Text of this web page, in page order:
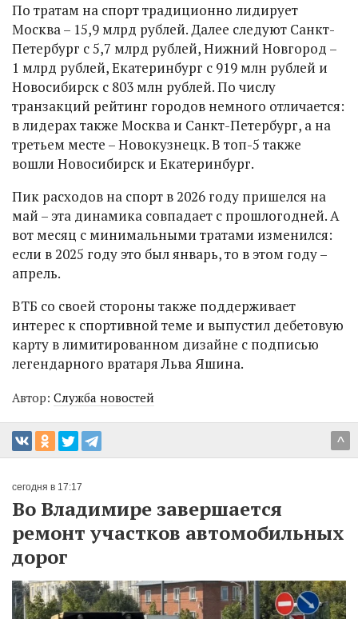
По тратам на спорт традиционно лидирует
Москва – 15,9 млрд рублей. Далее следуют Санкт-
Петербург с 5,7 млрд рублей, Нижний Новгород –
1 млрд рублей, Екатеринбург с 919 млн рублей и
Новосибирск с 803 млн рублей. По числу
транзакций рейтинг городов немного отличается:
в лидерах также Москва и Санкт-Петербург, а на
третьем месте – Новокузнецк. В топ-5 также
вошли Новосибирск и Екатеринбург.
Пик расходов на спорт в 2026 году пришелся на
май – эта динамика совпадает с прошлогодней. А
вот месяц с минимальными тратами изменился:
если в 2025 году это был январь, то в этом году –
апрель.
ВТБ со своей стороны также поддерживает
интерес к спортивной теме и выпустил дебетовую
карту в лимитированном дизайне с подписью
легендарного вратаря Льва Яшина.
Автор: Служба новостей
^
сегодня в 17:17
Во Владимире завершается
ремонт участков автомобильных
дорог